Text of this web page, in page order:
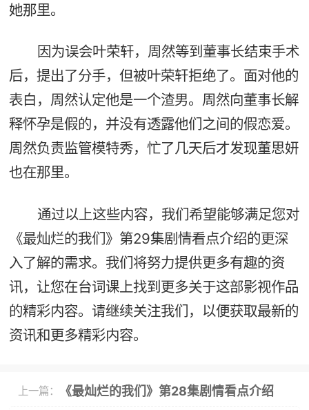
她那里。
因为误会叶荣轩，周然等到董事长结束手术
后，提出了分手，但被叶荣轩拒绝了。面对他的
表白，周然认定他是一个渣男。周然向董事长解
释怀孕是假的，并没有透露他们之间的假恋爱。
周然负责监管模特秀，忙了几天后才发现董思妍
也在那里。
通过以上这些内容，我们希望能够满足您对
《最灿烂的我们》第29集剧情看点介绍的更深
入了解的需求。我们将努力提供更多有趣的资
讯，让您在台词课上找到更多关于这部影视作品
的精彩内容。请继续关注我们，以便获取最新的
资讯和更多精彩内容。
上一篇： 《最灿烂的我们》第28集剧情看点介绍